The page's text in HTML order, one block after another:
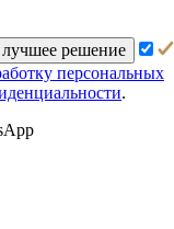
решение
персональных
.